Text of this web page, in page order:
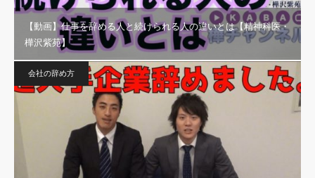
【動画】仕事を辞める人と続けられる人の違いとは【精神科医・
樺沢紫苑】
会社の辞め方